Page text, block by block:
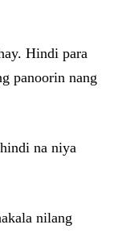
Hindi para
panoorin nang
na niya
nilang